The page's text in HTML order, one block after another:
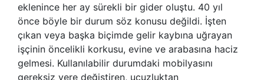
eklenince her ay sürekli bir gider oluştu. 40 yıl
önce böyle bir durum söz konusu değildi. İşten
çıkan veya başka biçimde gelir kaybına uğrayan
işçinin öncelikli korkusu, evine ve arabasına haciz
gelmesi. Kullanılabilir durumdaki mobilyasını
gereksiz yere değiştiren, ucuzluktan